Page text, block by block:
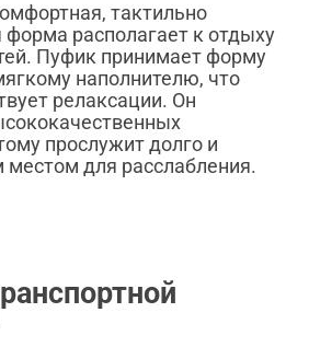
тактильно
форма располагает к отдыху
Пуфик принимает форму
наполнителю, что
релаксации. Он
прослужит долго и
для расслабления.